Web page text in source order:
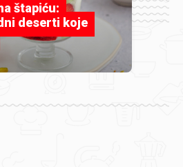
štapiću:
deserti koje